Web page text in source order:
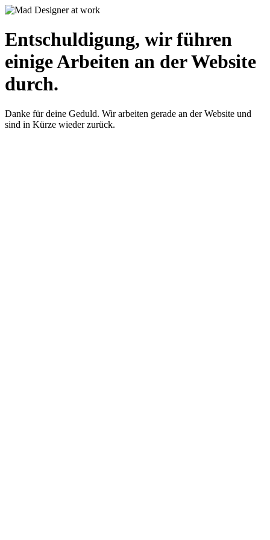
Entschuldigung, wir führen
einige Arbeiten an der Website
durch.
Danke für deine Geduld. Wir arbeiten gerade an der Website und
sind in Kürze wieder zurück.